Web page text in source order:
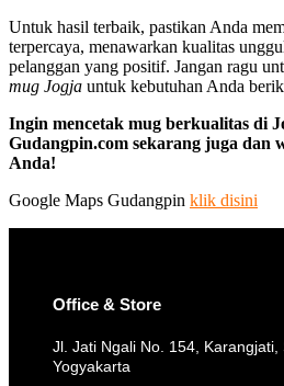
Untuk hasil terbaik, pastikan Anda
terpercaya, menawarkan kualitas
pelanggan yang positif. Jangan ragu
mug Jogja untuk kebutuhan Anda
Ingin mencetak mug berkualitas di
Gudangpin.com sekarang juga dan
Anda!
Google Maps Gudangpin klik disini
Office & Store
Jl. Jati Ngali No. 154, Karangjati,
Yogyakarta